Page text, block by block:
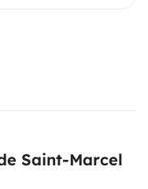
Saint-Marcel